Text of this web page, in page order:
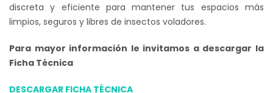
discreta y eficiente para mantener tus espacios más
limpios, seguros y libres de insectos voladores.
Para mayor información le invitamos a descargar la
Ficha Técnica
DESCARGAR FICHA TÉCNICA